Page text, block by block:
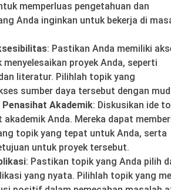
memperluas pengetahuan dan
Anda inginkan untuk bekerja di
: Pastikan Anda memiliki
proyek Anda, seperti
literatur. Pilihlah topik yang
sumber daya tersebut dengan
Akademik: Diskusikan ide
Anda. Mereka dapat
topik yang tepat untuk Anda, serta
untuk proyek tersebut.
: Pastikan topik yang Anda pilih
yang nyata. Pilihlah topik yang